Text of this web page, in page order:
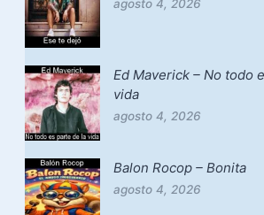
agosto 4, 2026
Ed Maverick – No todo
vida
agosto 4, 2026
Balon Rocop – Bonita
agosto 4, 2026